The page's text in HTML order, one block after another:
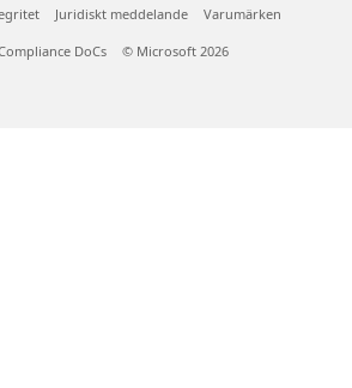
Juridiskt meddelande Varumärken
DoCs © Microsoft 2026